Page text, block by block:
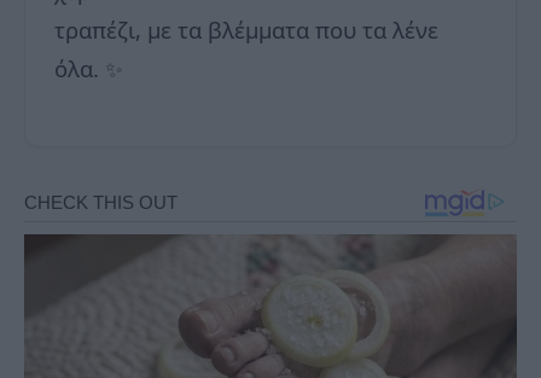
τραπέζι, με τα βλέμματα που τα λένε
όλα. ✨